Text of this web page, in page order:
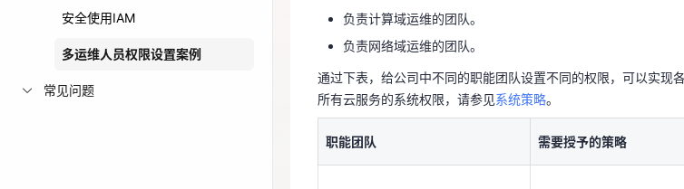
免费活动
免费试用中心
多款云产品免费试用，快来开启云上之旅 您的洞察，重塑
安全使用IAM
多运维人员权限设置案例
常见问题
所有云服务的系统权限，请参见
资源总运维 CtyunResourceAdmin
负责计算域运维的团队。
负责网络域运维的团队。
通过下表，给公司中不同的职能团队设置不同的权限，可以实现
所有云服务的系统权限，请参见系统策略。
职能团队 需要授予的策略